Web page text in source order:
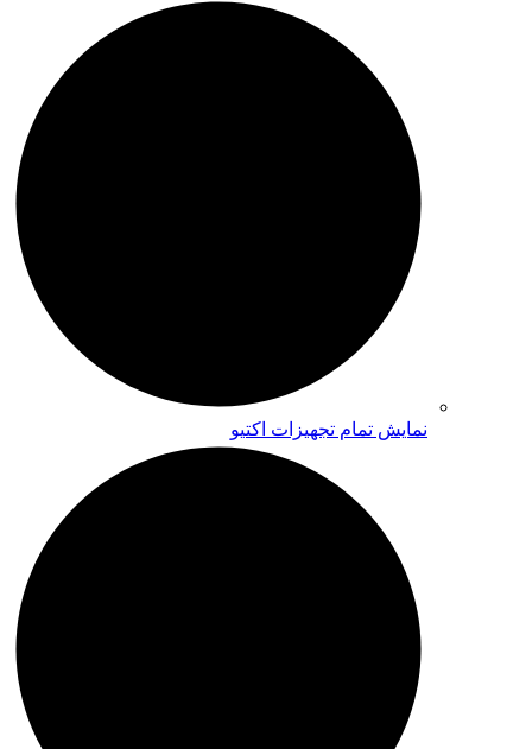
نمایش تمام تجهیزات اکتیو